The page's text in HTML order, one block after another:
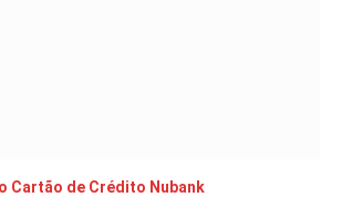
Cartão de Crédito Nubank